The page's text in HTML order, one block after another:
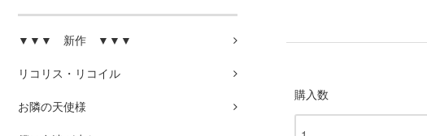
▼▼▼ 新作 ▼▼▼
リコリス・リコイル
お隣の天使様
購入数